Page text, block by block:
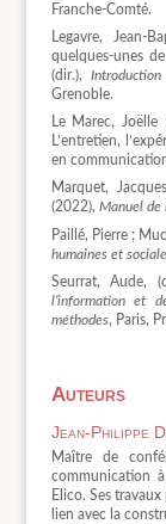
Franche-Comté.
Legavre, Jean-
quelques-unes
(dir.),
Grenoble.
Le Marec,
L’entretien,
en
Marquet,
(2022), Manuel de
Paillé, Pierre ;
humaines et
Seurrat, Aude,
l’information et
méthodes, Paris,
Auteurs
Jean-Philippe
Maître de
communication
Elico. Ses
lien avec la